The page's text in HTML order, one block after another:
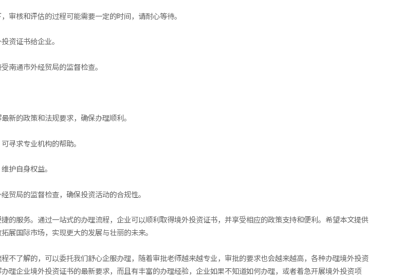
审核和评估的过程可能需要一定的时间，请耐心等待。
资证书给企业。
南通市外经贸局的监督检查。
新的政策和法规要求，确保办理顺利。
寻求专业机构的帮助。
护自身权益。
贸局的监督检查，确保投资活动的合规性。
的服务。通过一站式的办理流程，企业可以顺利取得境外投资证书，并享受相应的政策支持和便利。希望本文提供
展国际市场，实现更大的发展与壮丽的未来。
不了解的，可以委托我们舒心企服办理，随着审批老师越来越专业，审批的要求也会越来越高，各种办理境外投资
理企业境外投资证书的最新要求，而且有丰富的办理经验，企业如果不知道如何办理，或者着急开展境外投资项